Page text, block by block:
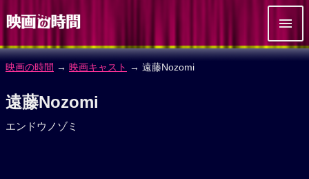
映画の時間 → 映画キャスト → 遠藤Nozomi
遠藤Nozomi
エンドウノゾミ